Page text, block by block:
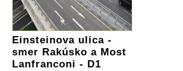
Einsteinova ulica -
smer Rakúsko a Most
Lanfranconi - D1